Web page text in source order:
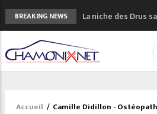
BREAKING NEWS
La niche des Drus
sécheresse en
3 bonnes raisons
Musée du Mont-
Accidents en
Craft ouvre un
Accueil / Camille Didillon -